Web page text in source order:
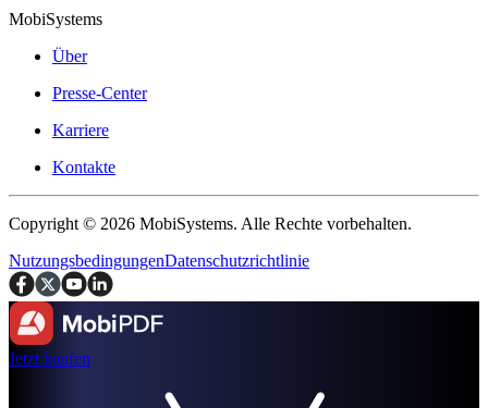
MobiSystems
Über
Presse-Center
Karriere
Kontakte
Copyright © 2026 MobiSystems. Alle Rechte vorbehalten.
NutzungsbedingungenDatenschutzrichtlinie
Jetzt kaufen